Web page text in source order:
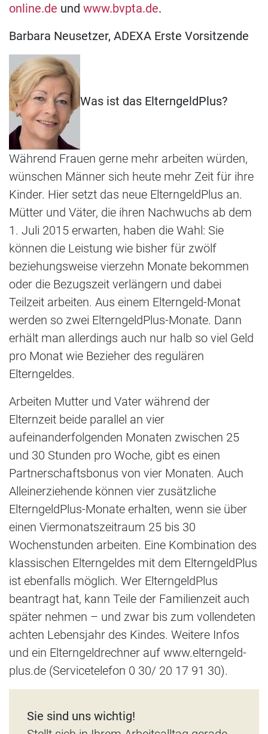
online.de und www.bvpta.de.
Barbara Neusetzer, ADEXA Erste Vorsitzende
Was ist das ElterngeldPlus?
Während Frauen gerne mehr arbeiten würden,
wünschen Männer sich heute mehr Zeit für ihre
Kinder. Hier setzt das neue ElterngeldPlus an.
Mütter und Väter, die ihren Nachwuchs ab dem
1. Juli 2015 erwarten, haben die Wahl: Sie
können die Leistung wie bisher für zwölf
beziehungsweise vierzehn Monate bekommen
oder die Bezugszeit verlängern und dabei
Teilzeit arbeiten. Aus einem Elterngeld-Monat
werden so zwei ElterngeldPlus-Monate. Dann
erhält man allerdings auch nur halb so viel Geld
pro Monat wie Bezieher des regulären
Elterngeldes.
Arbeiten Mutter und Vater während der
Elternzeit beide parallel an vier
aufeinanderfolgenden Monaten zwischen 25
und 30 Stunden pro Woche, gibt es einen
Partnerschaftsbonus von vier Monaten. Auch
Alleinerziehende können vier zusätzliche
ElterngeldPlus-Monate erhalten, wenn sie über
einen Viermonatszeitraum 25 bis 30
Wochenstunden arbeiten. Eine Kombination des
klassischen Elterngeldes mit dem ElterngeldPlus
ist ebenfalls möglich. Wer ElterngeldPlus
beantragt hat, kann Teile der Familienzeit auch
später nehmen – und zwar bis zum vollendeten
achten Lebensjahr des Kindes. Weitere Infos
und ein Elterngeldrechner auf www.elterngeld-
plus.de (Servicetelefon 0 30/ 20 17 91 30).
Sie sind uns wichtig!